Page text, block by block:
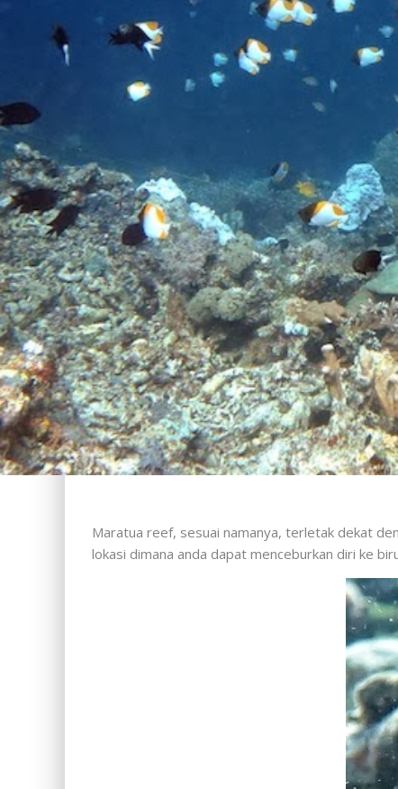
Maratua reef, sesuai namanya, terletak dekat
lokasi dimana anda dapat menceburkan diri ke